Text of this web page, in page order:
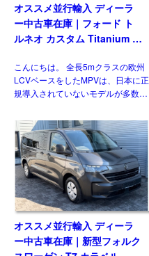
オススメ並行輸入 ディーラ
ー中古車在庫｜フォード ト
ルネオ カスタム Titanium X
左ハンドル
こんにちは。 全長5mクラスの欧州
LCVベースをしたMPVは、日本に正
規導入されていないモデルが多数を
トレーディング）でもお客様の問い
合わせおよび並行輸入実績の多いジ
ャンルのひとつです。& […]
オススメ並行輸入 ディーラ
ー中古車在庫｜新型フォルク